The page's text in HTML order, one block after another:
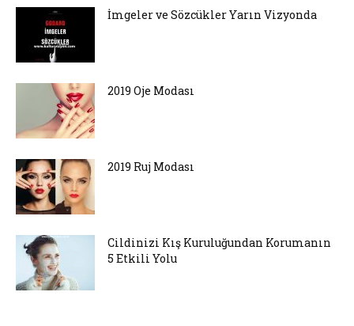
İmgeler ve Sözcükler Yarın Vizyonda
2019 Oje Modası
2019 Ruj Modası
Cildinizi Kış Kuruluğundan Korumanın
5 Etkili Yolu